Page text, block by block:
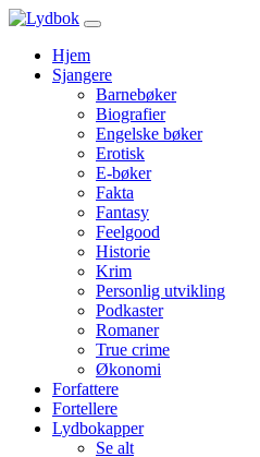
Hjem
Sjangere
Barnebøker
Biografier
Engelske bøker
Erotisk
E-bøker
Fakta
Fantasy
Feelgood
Historie
Krim
Personlig utvikling
Podkaster
Romaner
True crime
Økonomi
Forfattere
Fortellere
Lydbokapper
Se alt